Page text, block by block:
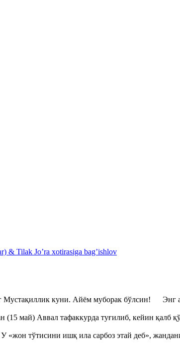
& Tilak Jo’ra xotirasiga bag’ishlov
Мустақиллик куни. Айём муборак бўлсин! Энг
май) Аввал тафаккурда туғилиб, кейин қалб
тўтисини ишқ ила сарбоз этай деб»,